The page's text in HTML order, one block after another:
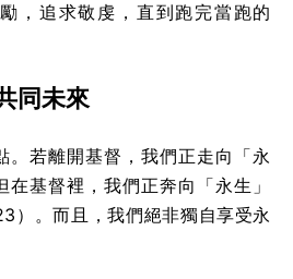
，追求敬虔，直到跑完當跑的
同未來
。若離開基督，我們正走向「永
基督裡，我們正奔向「永生」
）。而且，我們絕非獨自享受永